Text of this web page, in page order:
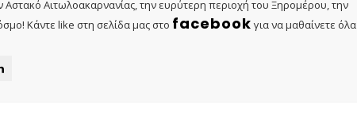
Αστακό Αιτωλοακαρνανίας, την ευρύτερη περιοχή του Ξηρομέρου, την
Κάντε like στη σελίδα μας στο facebook για να μαθαίνετε όλα